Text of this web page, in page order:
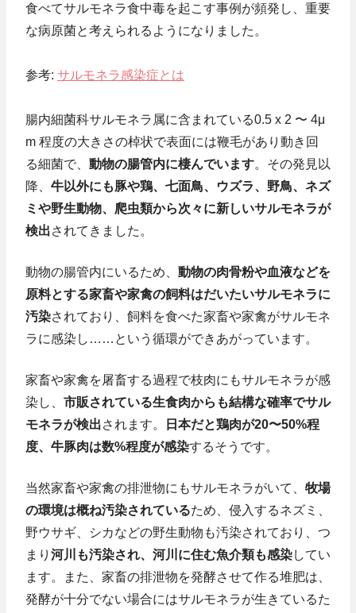
食べてサルモネラ食中毒を起こす事例が頻発し、重要
な病原菌と考えられるようになりました。
参考: サルモネラ感染症とは
腸内細菌科サルモネラ属に含まれている0.5 x 2 〜 4μ
m 程度の大きさの棹状で表面には鞭毛があり動き回
る細菌で、 動物の腸管内に棲んでいます。その発見以
降、 牛以外にも豚や鶏、七面鳥、ウズラ、野鳥、ネズ
ミや野生動物、爬虫類から次々に新しいサルモネラが
検出されてきました。
動物の腸管内にいるため、 動物の肉骨粉や血液などを
原料とする家畜や家禽の飼料はだいたいサルモネラに
汚染されており、飼料を食べた家畜や家禽がサルモネ
ラに感染し……という循環ができあがっています。
家畜や家禽を屠畜する過程で枝肉にもサルモネラが感
染し、 市販されている生食肉からも結構な確率でサル
モネラが検出されます。
日本だと鶏肉が20〜50%程
度、牛豚肉は数%程度が感染するそうです。
当然家畜や家禽の排泄物にもサルモネラがいて、 牧場
の環境は概ね汚染されているため、侵入するネズミ、
野ウサギ、シカなどの野生動物も汚染されており、つ
まり 河川も汚染され、河川に住む魚介類も感染してい
ます。また、家畜の排泄物を発酵させて作る堆肥は、
発酵が十分でない場合にはサルモネラが生きているた